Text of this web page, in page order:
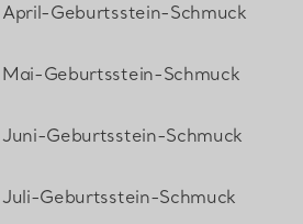
April-Geburtsstein-Schmuck
Mai-Geburtsstein-Schmuck
Juni-Geburtsstein-Schmuck
Juli-Geburtsstein-Schmuck